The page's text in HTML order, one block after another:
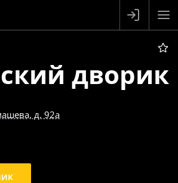
дворик
д. 92а